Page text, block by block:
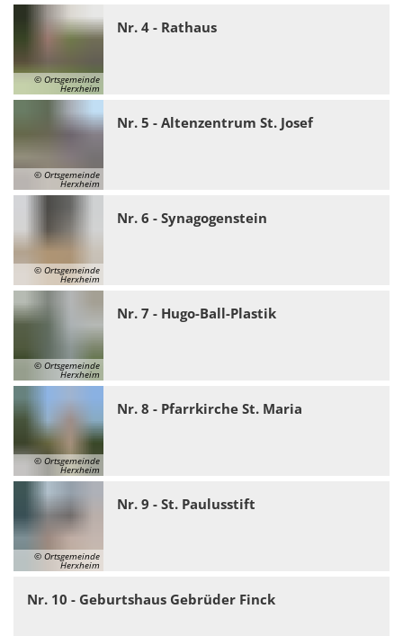
© Ortsgemeinde
Herxheim
Nr. 4 - Rathaus
© Ortsgemeinde
Herxheim
Nr. 5 - Altenzentrum St. Josef
© Ortsgemeinde
Herxheim
Nr. 6 - Synagogenstein
© Ortsgemeinde
Herxheim
Nr. 7 - Hugo-Ball-Plastik
© Ortsgemeinde
Herxheim
Nr. 8 - Pfarrkirche St. Maria
© Ortsgemeinde
Herxheim
Nr. 9 - St. Paulusstift
Nr. 10 - Geburtshaus Gebrüder Finck